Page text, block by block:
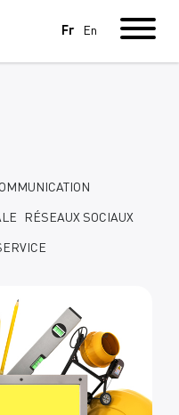
Fr En
RÉSEAUX SOCIAUX